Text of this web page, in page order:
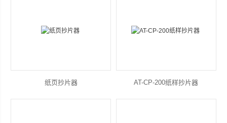
纸页抄片器 AT-CP-200纸样抄片器